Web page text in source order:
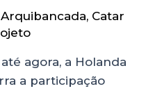
Arquibancada, Catar
agora, a Holanda
a participação